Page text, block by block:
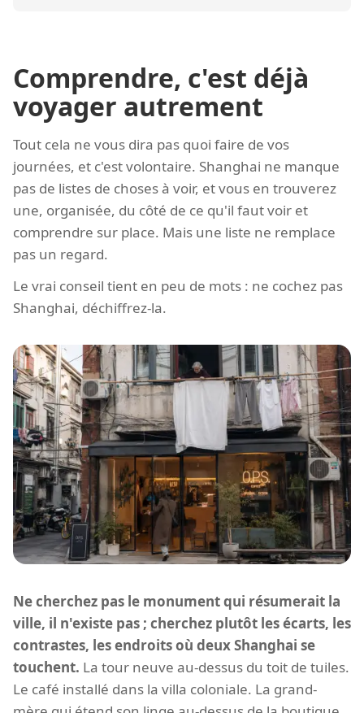
Comprendre, c'est déjà
voyager autrement
Tout cela ne vous dira pas quoi faire de vos
journées, et c'est volontaire. Shanghai ne manque
pas de listes de choses à voir, et vous en trouverez
une, organisée, du côté de ce qu'il faut voir et
comprendre sur place. Mais une liste ne remplace
pas un regard.
Le vrai conseil tient en peu de mots : ne cochez pas
Shanghai, déchiffrez-la.
Ne cherchez pas le monument qui résumerait la
ville, il n'existe pas ; cherchez plutôt les écarts, les
contrastes, les endroits où deux Shanghai se
touchent. La tour neuve au-dessus du toit de tuiles.
Le café installé dans la villa coloniale. La grand-